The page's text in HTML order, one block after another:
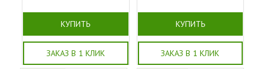
КУПИТЬ
ЗАКАЗ В 1 КЛИК
КУПИТЬ
ЗАКАЗ В 1 КЛИК